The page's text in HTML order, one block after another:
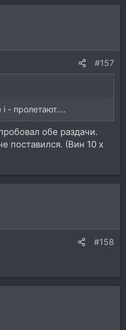
#157
- пролетают....
обе раздачи.
поставился. (Вин 10 х
#158